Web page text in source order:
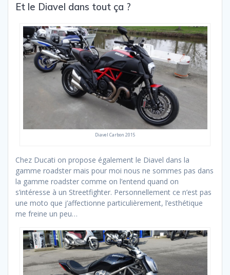
Et le Diavel dans tout ça ?
Diavel Carbon 2015
Chez Ducati on propose également le Diavel dans la
gamme roadster mais pour moi nous ne sommes pas dans
la gamme roadster comme on l’entend quand on
s’intéresse à un Streetfighter. Personnellement ce n’est pas
une moto que j’affectionne particulièrement, l’esthétique
me freine un peu…